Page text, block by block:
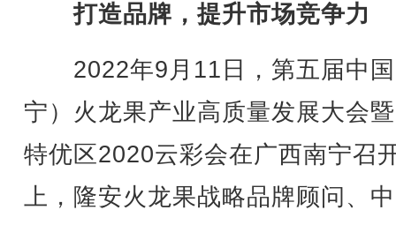
打造品牌，提升市场竞争力
2022年9月11日，第五届中国
宁）火龙果产业高质量发展大会
特优区2020云彩会在广西南宁召
上，隆安火龙果战略品牌顾问、